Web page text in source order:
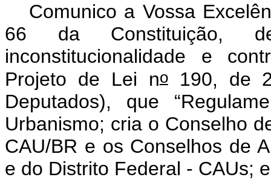
Comunico a Vossa
66 da Constituição,
inconstitucionalidade e
Projeto de Lei no190, de
Deputados), que
Urbanismo; cria o Conselho
CAU/BR e os Conselhos de
e do Distrito Federal - CAUs;